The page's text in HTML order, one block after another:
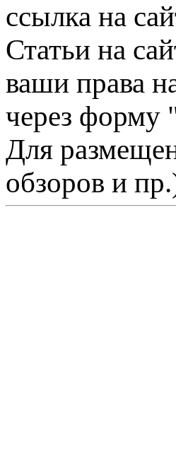
ссылка на
Статьи на
ваши права
через форму
Для
обзоров и